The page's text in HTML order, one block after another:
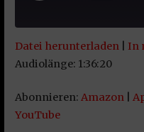
Amazon
YouTube
TEILEN
EMBED
Datei herunterladen| In
Audiolänge: 1:36:20
Abonnieren: Amazon|
YouTube